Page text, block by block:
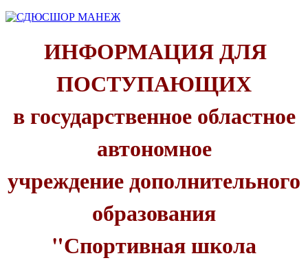
ИНФОРМАЦИЯ ДЛЯ
ПОСТУПАЮЩИХ
в государственное областное
автономное
учреждение дополнительного
образования
"Спортивная школа